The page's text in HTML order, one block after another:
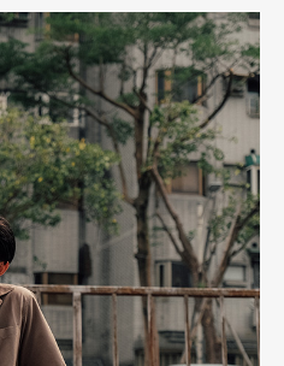
被父親要求擔任間諜，只是她又
這樣的角色，既不像是某個流派
載。「在《阿依達的愛》裡，導
感』投射帶給觀眾。」孔玥慈說
如何承接「表演派」的任務，
頭的好奇心。